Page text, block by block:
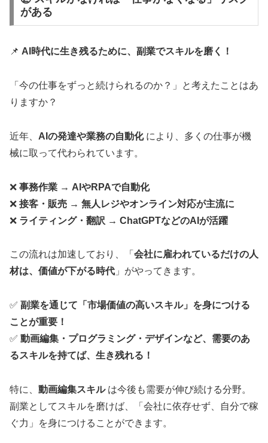
がある
📌 AI時代に生き残るために、副業でスキルを磨く！
「今の仕事をずっと続けられるのか？」と考えたことはあ
りますか？
近年、 AIの発達や業務の自動化により、多くの仕事が機
械に取って代わられています。
❌ 事務作業 → AIやRPAで自動化
❌ 接客・販売 → 無人レジやオンライン対応が主流に
❌ ライティング・翻訳 → ChatGPTなどのAIが活躍
この流れは加速しており、「 会社に雇われているだけの人
材は、価値が下がる時代 」がやってきます。
✅ 副業を通じて「市場価値の高いスキル」を身につける
ことが重要！
✅ 動画編集・プログラミング・デザインなど、需要のあ
るスキルを持てば、生き残れる！
特に、 動画編集スキルは今後も需要が伸び続ける分野。
副業としてスキルを磨けば、「会社に依存せず、自分で稼
ぐ力」を身につけることができます。